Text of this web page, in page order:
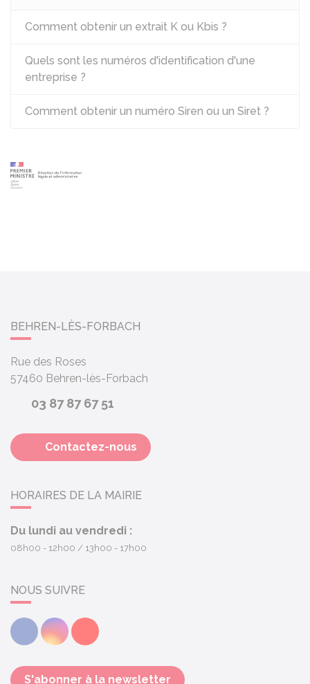
Comment obtenir un extrait K ou Kbis ?
Quels sont les numéros d'identification d'une
entreprise ?
Comment obtenir un numéro Siren ou un Siret ?
BEHREN-LÈS-FORBACH
Rue des Roses
57460 Behren-lès-Forbach
03 87 87 67 51
Contactez-nous
HORAIRES DE LA MAIRIE
Du lundi au vendredi :
08h00 - 12h00 13h00 - 17h00
NOUS SUIVRE
FacebookInstagramYoutube
S'abonner à la newsletter